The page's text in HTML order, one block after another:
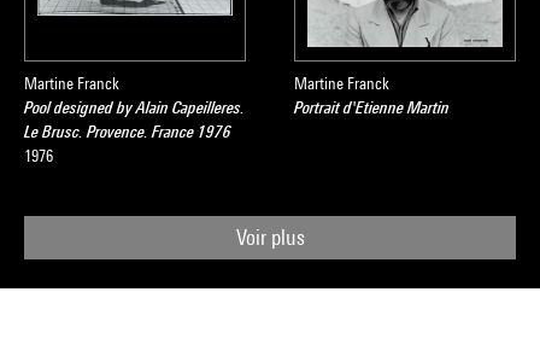
Martine Franck
Pool designed by Alain Capeilleres.
Le Brusc. Provence. France 1976
1976
Martine Franck
Portrait d'Etienne Martin
Voir plus